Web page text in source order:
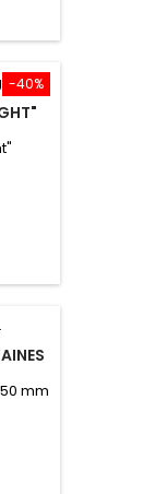
-40%
mm